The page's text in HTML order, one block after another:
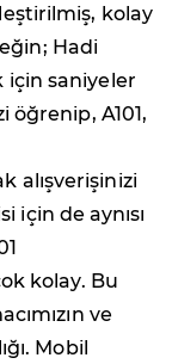
kolay
Hadi
saniyeler
A101,
alışverişinizi
için de aynısı
kolay. Bu
ve
Mobil